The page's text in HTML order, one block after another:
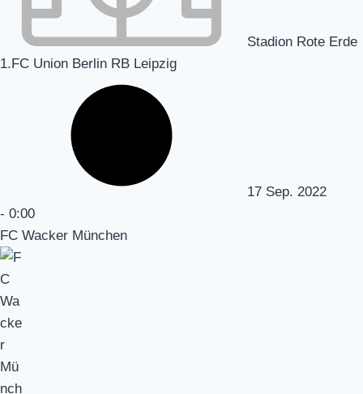
Stadion Rote Erde
1.FC Union Berlin RB Leipzig
17 Sep. 2022
- 0:00
FC Wacker München